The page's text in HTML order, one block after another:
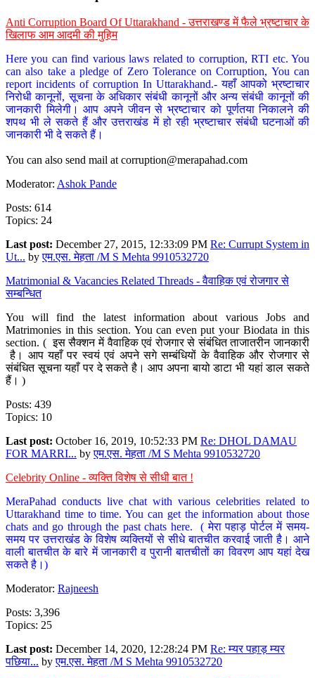
Anti Corruption Board Of Uttarakhand - उत्तराखण्ड में फैले भ्रष्टाचार के
खिलाफ आम आदमी की मुहिम
Here you can find various laws related to corruption, RTI etc. You
can also take a pledge of Zero Tolerance on Corruption, You can
report incidents of corruption In Uttarakhand.- यहाँ आपको भ्रष्टाचार
निरोधी कानूनों, सूचना के अधिकार संबंधी कानूनों और अन्य संबंधी कानूनों की
जानकारी मिलेगी। आप अपने जीवन से भ्रष्टाचार को पूर्णतया निकालने की
शपथ भी ले सकते हैं और उत्तराखंड में हो रही भ्रष्टाचार संबंधी घटनाओं की
जानकारी भी दे सकते हैं।
You can also send mail at corruption@merapahad.com
Moderator: Ashok Pande
Posts: 614
Topics: 24
Last post: December 27, 2015, 12:33:09 PM Re: Currupt System in
Ut... byएम.एस. मेहता /M S Mehta 9910532720
Matrimonial & Vacancies Related Threads - वैवाहिक एवं रोजगार से
सम्बन्धित
You will find the latest information about various Jobs and
Matrimonies in this section. You can even put your Biodata in this
section. ( इस सैक्शन में वैवाहिक एवं रोजगार से संबंधित ताजातरीन जानकारी
है। आप यहाँ पर स्वयं एवं अपने सगे सम्बंधियों के वैवाहिक और रोजगार से
संबंधित सूचना यहाँ पर दे सकते है। आप अपना बायो डाटा भी यहां डाल सकते
हैं। )
Posts: 439
Topics: 10
Last post: October 16, 2019, 10:52:33 PM Re: DHOL DAMAU
FOR MARRI... byएम.एस. मेहता /M S Mehta 9910532720
Celebrity Online - व्यक्ति विशेष से सीधी बात !
MeraPahad conducts live chat with various celebrities related to
Uttarakhand time to time. You can get the information about those
chats and go through the past chats here. ( मेरा पहाड़ पोर्टल में समय-
समय पर उत्तराखंड के विशेष व्यक्तियों से सीधे बातचीत करवाई जाती है। आने
वाली बातचीत के बारे में जानकारी व पुरानी बातचीतों का विवरण आप यहां देख
सकते है।)
Moderator: Rajneesh
Posts: 3,396
Topics: 25
Last post: December 14, 2020, 12:28:24 PM Re: म्यर पहाड़ म्यर
पछिया... byएम.एस. मेहता /M S Mehta 9910532720